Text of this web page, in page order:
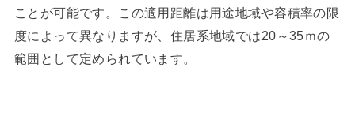
ことが可能です。この適用距離は用途地域や容積率の限
度によって異なりますが、住居系地域では20～35ｍの
範囲として定められています。